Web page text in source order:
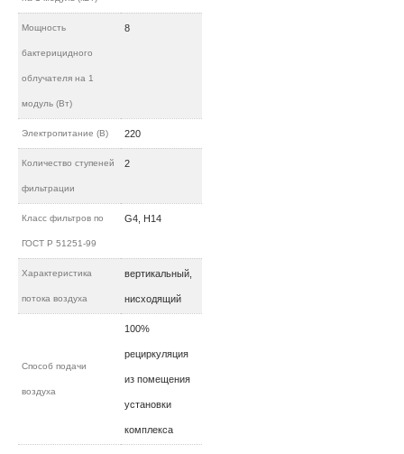
Мощность
бактерицидного
облучателя на 1
модуль (Вт)
8
Электропитание (В) 220
Количество ступеней
фильтрации
2
Класс фильтров по
ГОСТ Р 51251-99
G4, H14
Характеристика
потока воздуха
вертикальный,
нисходящий
Способ подачи
воздуха
100%
рециркуляция
из помещения
установки
комплекса